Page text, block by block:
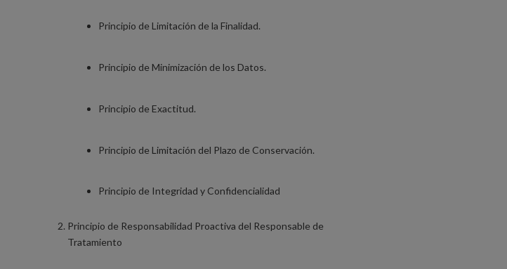
Principio de Limitación de la Finalidad.
Principio de Minimización de los Datos.
Principio de Exactitud.
Principio de Limitación del Plazo de Conservación.
Principio de Integridad y Confidencialidad
Principio de Responsabilidad Proactiva del Responsable de
Tratamiento